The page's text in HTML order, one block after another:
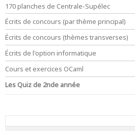
170 planches de Centrale-Supélec
Écrits de concours (par thème principal)
Écrits de concours (thèmes transverses)
Écrits de l'option informatique
Cours et exercices OCaml
Les Quiz de 2nde année